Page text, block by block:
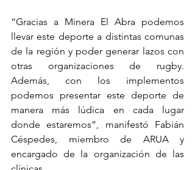
“Gracias a Minera El Abra podemos
llevar este deporte a distintas comunas
de la región y poder generar lazos con
otras organizaciones de rugby.
Además, con los implementos
podemos presentar este deporte de
manera más lúdica en cada lugar
donde estaremos”, manifestó Fabián
Céspedes, miembro de ARUA y
encargado de la organización de las